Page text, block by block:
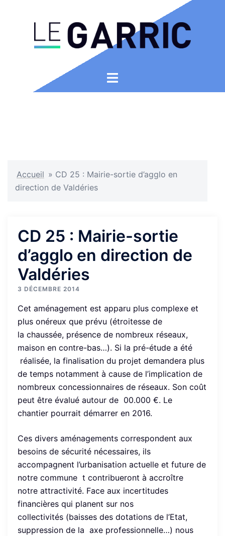
Ouvrir/fermer
Accueil » CD 25 : Mairie-sortie d’agglo en
direction de Valdéries
CD 25 : Mairie-sortie
d’agglo en direction de
Valdéries
3 DÉCEMBRE 2014
Cet aménagement est apparu plus complexe et
plus onéreux que prévu (étroitesse de
la chaussée, présence de nombreux réseaux,
maison en contre-bas…). Si la pré-étude a été
réalisée, la finalisation du projet demandera plus
de temps notamment à cause de l’implication de
nombreux concessionnaires de réseaux. Son coût
peut être évalué autour de 00.000 €. Le
chantier pourrait démarrer en 2016.
Ces divers aménagements correspondent aux
besoins de sécurité nécessaires, ils
accompagnent l’urbanisation actuelle et future de
notre commune t contribueront à accroître
notre attractivité. Face aux incertitudes
financières qui planent sur nos
collectivités (baisses des dotations de l’Etat,
suppression de la axe professionnelle…) nous